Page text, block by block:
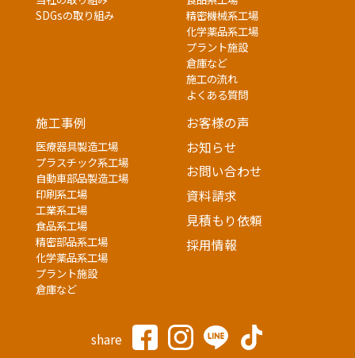
SDGsの取り組み
精密機械系工場
化学薬品系工場
プラント施設
倉庫など
施工の流れ
よくある質問
施工事例
医療器具製造工場
プラスチック系工場
自動車部品製造工場
印刷系工場
工業系工場
食品系工場
精密部品系工場
化学薬品系工場
プラント施設
倉庫など
お客様の声
お知らせ
お問い合わせ
資料請求
見積もり依頼
採用情報
share